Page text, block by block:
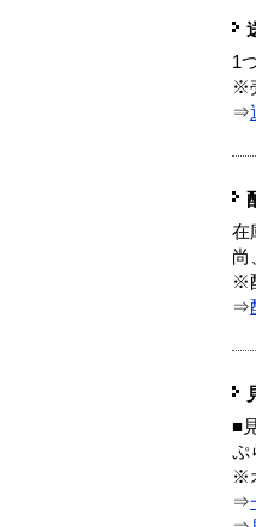
1
※
⇒
在
尚
※
⇒
■
ぷ
※
⇒